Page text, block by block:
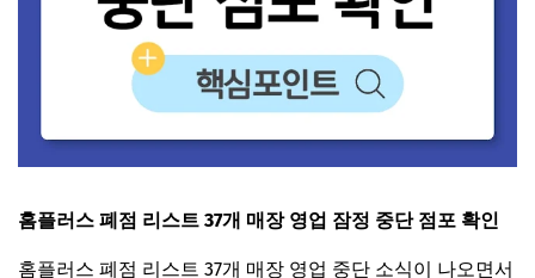
홈플러스 폐점 리스트 37개 매장 영업 잠정 중단 점포 확인
홈플러스 폐점 리스트 37개 매장 영업 중단 소식이 나오면서